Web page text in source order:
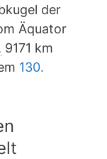
der
Äquator
9171 km
130.